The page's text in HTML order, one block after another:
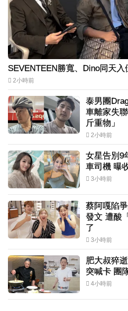
SEVENTEEN勝寬、Dino同天
2小時前
泰男團
車離家失
斤重物」
2小時前
女星告別9
車司機 曝
3小時前
蔡阿嘎陷
發文 遭酸
了
3小時前
肥大叔猝
突喊卡 團
4小時前